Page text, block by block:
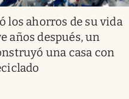
los ahorros de su vida
años después, un
una casa con